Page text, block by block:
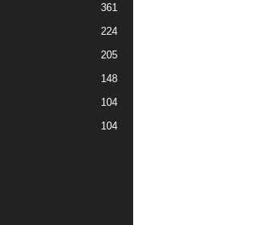
361
224
205
148
104
104